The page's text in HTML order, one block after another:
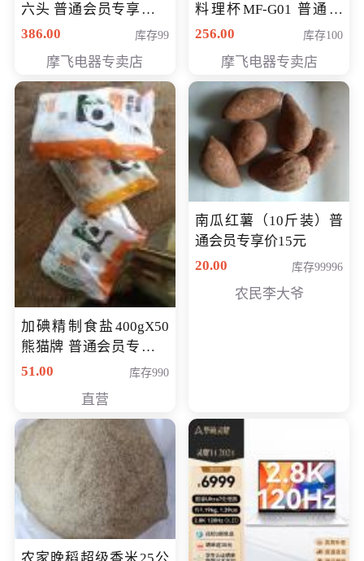
六头 普通会员专享价格
199元
386.00 库存99
摩飞电器专卖店
料理杯MF-G01 普通会
员专享价格118元
256.00 库存100
摩飞电器专卖店
加碘精制食盐400gX50
熊猫牌 普通会员专享价
格50元
51.00 库存990
直营
南瓜红薯（10斤装）普
通会员专享价15元
20.00
库存99996
农民李大爷